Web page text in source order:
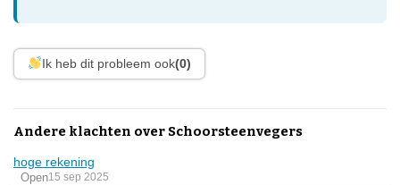
Ik heb dit probleem ook(0)
Andere klachten over Schoorsteenvegers
hoge rekening
Open15 sep 2025